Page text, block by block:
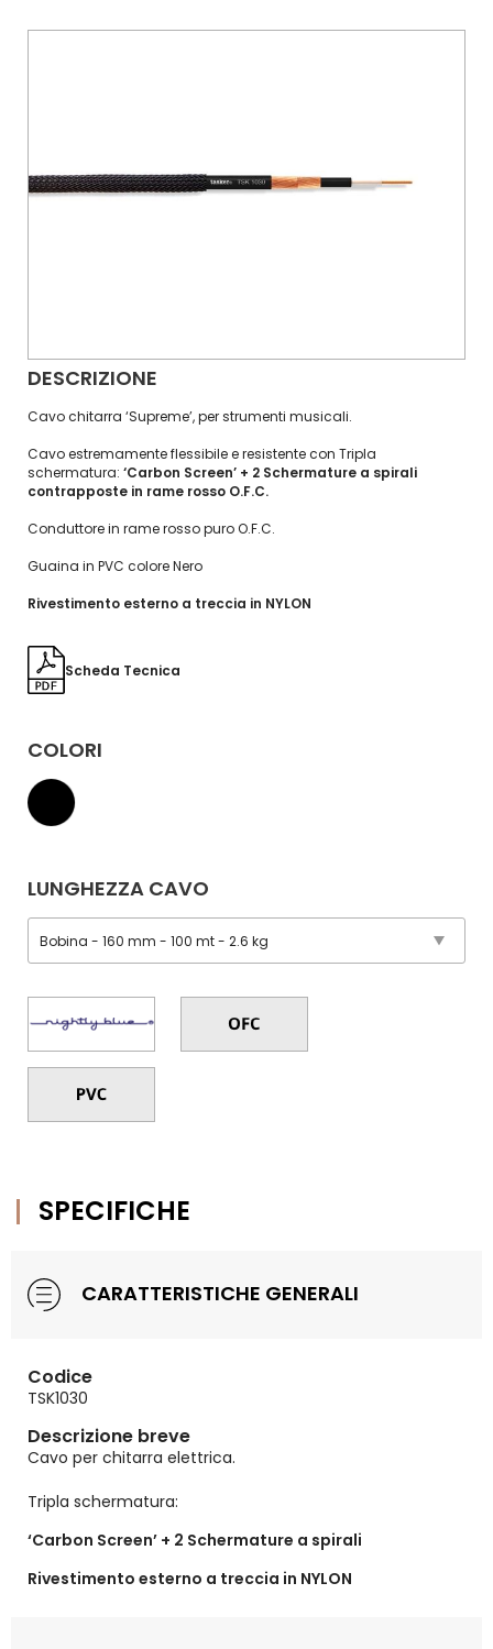
DESCRIZIONE
Cavo chitarra ‘Supreme’, per strumenti musicali.
Cavo estremamente flessibile e resistente con Tripla
schermatura: ‘Carbon Screen’ + 2 Schermature a spirali
contrapposte in rame rosso O.F.C.
Conduttore in rame rosso puro O.F.C.
Guaina in PVC colore Nero
Rivestimento esterno a treccia in NYLON
Scheda Tecnica
COLORI
LUNGHEZZA CAVO
SPECIFICHE
CARATTERISTICHE GENERALI
Codice
TSK1030
Descrizione breve
Cavo per chitarra elettrica.
Tripla schermatura:
‘Carbon Screen’ + 2 Schermature a spirali
Rivestimento esterno a treccia in NYLON